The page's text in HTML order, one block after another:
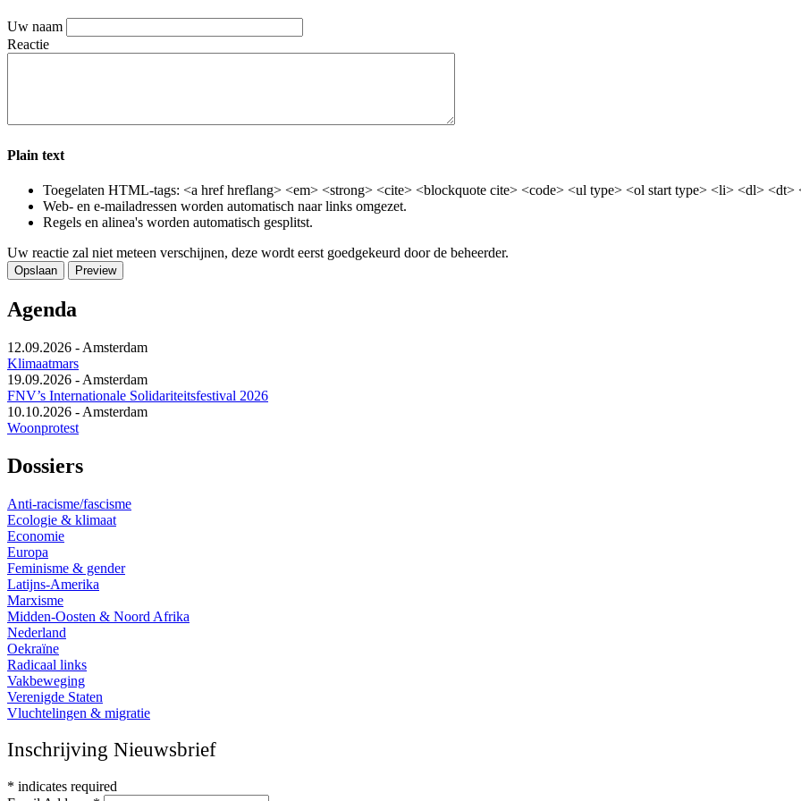
Uw naam
Reactie
Plain text
Toegelaten HTML-tags: <a href hreflang> <em> <strong> <cite> <blockquote cite> <code> <ul type> <ol start type> <li> <dl> <dt>
Web- en e-mailadressen worden automatisch naar links omgezet.
Regels en alinea's worden automatisch gesplitst.
Uw reactie zal niet meteen verschijnen, deze wordt eerst goedgekeurd door de beheerder.
Agenda
12.09.2026 - Amsterdam
Klimaatmars
19.09.2026 - Amsterdam
FNV’s Internationale Solidariteitsfestival 2026
10.10.2026 - Amsterdam
Woonprotest
Dossiers
Anti-racisme/fascisme
Ecologie & klimaat
Economie
Europa
Feminisme & gender
Latijns-Amerika
Marxisme
Midden-Oosten & Noord Afrika
Nederland
Oekraïne
Radicaal links
Vakbeweging
Verenigde Staten
Vluchtelingen & migratie
Inschrijving Nieuwsbrief
* indicates required